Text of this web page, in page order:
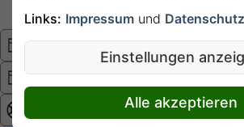
Links: Impressum und Datenschutz
Einstellungen
Alle akzeptieren